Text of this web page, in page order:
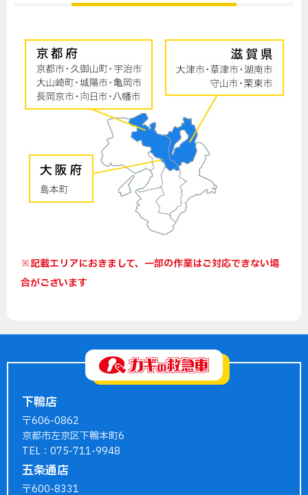
※記載エリアにおきまして、一部の作業はご対応できない場
合がございます
下鴨店
〒606-0862
京都市左京区下鴨本町6
TEL：075-711-9948
五条通店
〒600-8331